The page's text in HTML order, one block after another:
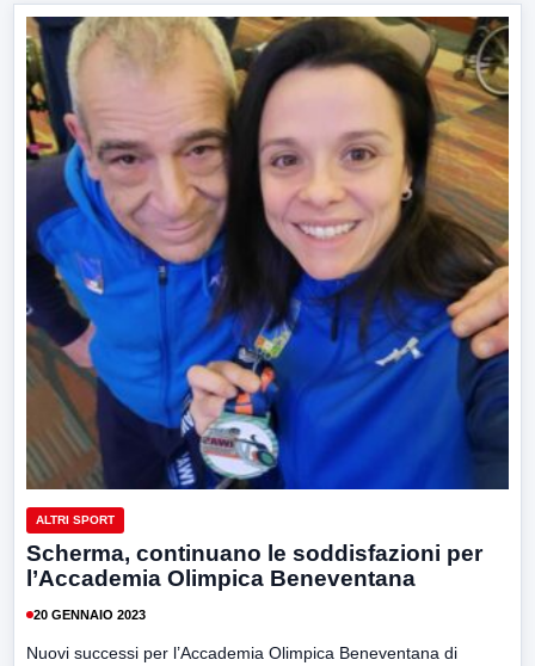
ALTRI SPORT
Scherma, continuano le soddisfazioni per
l’Accademia Olimpica Beneventana
20 GENNAIO 2023
Nuovi successi per l’Accademia Olimpica Beneventana di